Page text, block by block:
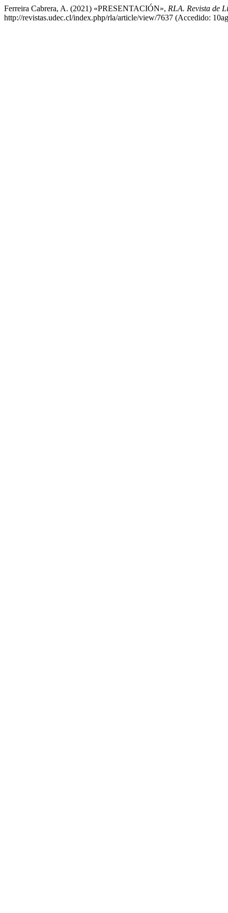
Ferreira Cabrera, A. (2021) «PRESENTACIÓN», RLA. Revista de
http://revistas.udec.cl/index.php/rla/article/view/7637 (Accedido: